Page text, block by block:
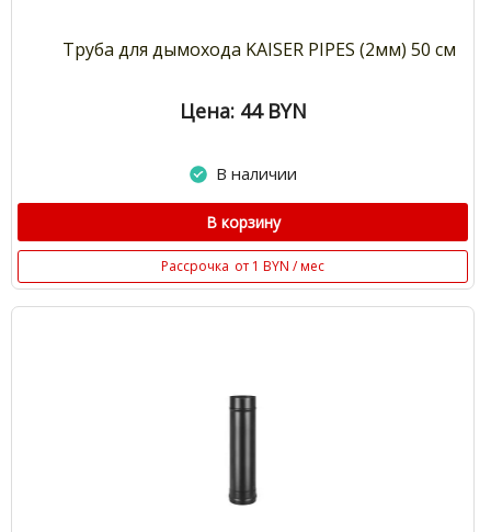
Труба для дымохода KAISER PIPES (2мм) 50 см
Цена: 44 BYN
В наличии
В корзину
Рассрочка от 1 BYN / мес